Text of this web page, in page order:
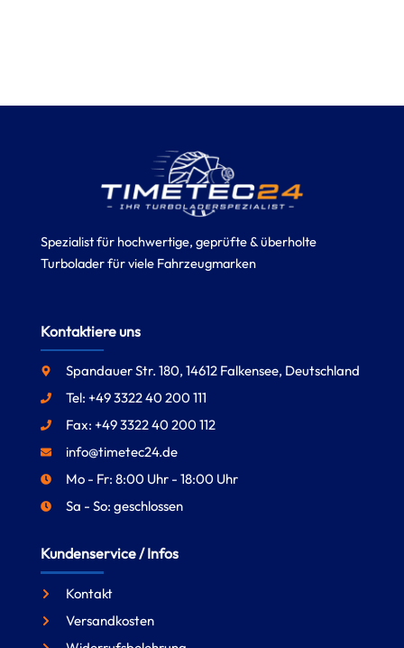
Spezialist für hochwertige, geprüfte & überholte
Turbolader für viele Fahrzeugmarken
Kontaktiere uns
Spandauer Str. 180, 14612 Falkensee, Deutschland
Tel: +49 3322 40 200 111
Fax: +49 3322 40 200 112
info@timetec24.de
Mo - Fr: 8:00 Uhr - 18:00 Uhr
Sa - So: geschlossen
Kundenservice / Infos
Kontakt
Versandkosten